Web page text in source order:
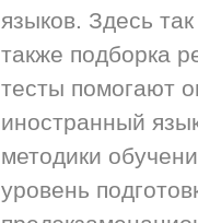
языков. Здесь
также подборка
тесты помогают
иностранный
методики
уровень